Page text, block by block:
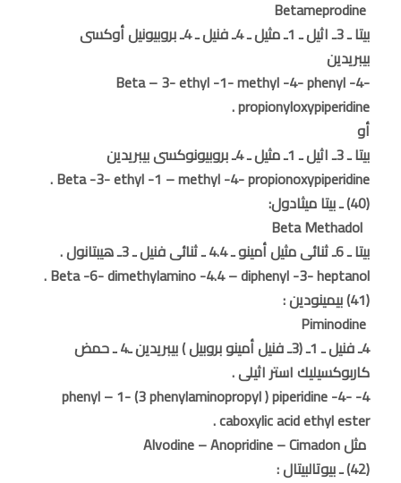
بيتا ـ 3ـ اثيل ـ 1ـ مثيل ـ 4ـ فنيل ـ 4ـ بروبيونيل أوكسى
بيبريدين
Beta – 3- ethyl -1- methyl -4- phenyl -4-
propionyloxypiperidine .
أو
بيتا ـ 3ـ اثيل ـ 1ـ مثيل ـ 4ـ بروبيونوكسى بيبريدين
Beta -3- ethyl -1 – methyl -4- propionoxypiperidine .
(40) ـ بيتا ميثادول:
بيتا ـ 6ـ ثنائى مثيل أمينو ـ 4.4 ـ ثنائى فنيل ـ 3ـ هيبتانول .
Beta -6- dimethylamino -4.4 – diphenyl -3- heptanol .
(41) بيمينودين :
4ـ فنيل ـ 1ـ (3ـ فنيل أمينو بروبيل ) بيبريدين ـ4 ـ حمض
كاربوكسيليك استر اثيلى .
4- phenyl – 1- (3 phenylaminopropyl ) piperidine -4-
caboxylic acid ethyl ester .
مثل Alvodine – Anopridine – Cimadon
(42) ـ بيوتالبيتال :